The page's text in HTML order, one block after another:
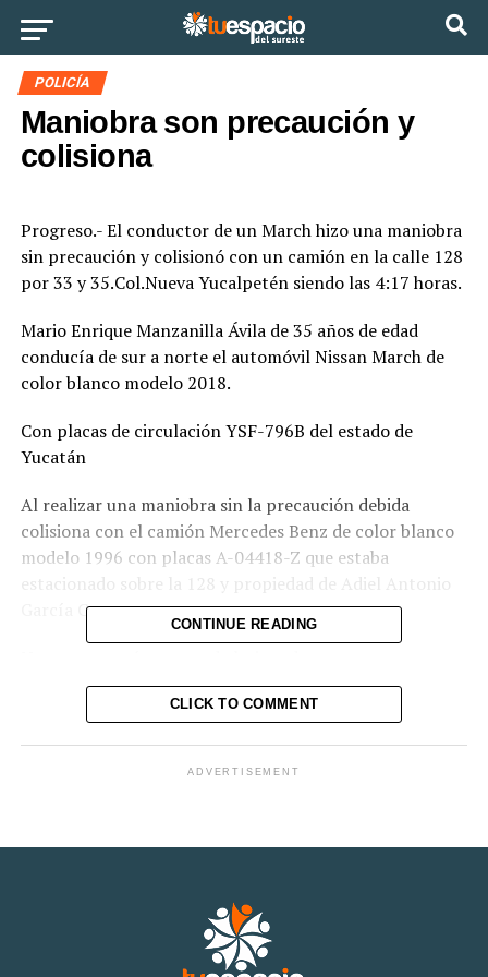
POLICÍA
Maniobra son precaución y
colisiona
Progreso.- El conductor de un March hizo una maniobra
sin precaución y colisionó con un camión en la calle 128
por 33 y 35.Col.Nueva Yucalpetén siendo las 4:17 horas.
Mario Enrique Manzanilla Ávila de 35 años de edad
conducía de sur a norte el automóvil Nissan March de
color blanco modelo 2018.
Con placas de circulación YSF-796B del estado de
Yucatán
Al realizar una maniobra sin la precaución debida
colisiona con el camión Mercedes Benz de color blanco
modelo 1996 con placas A-04418-Z que estaba
estacionado sobre la 128 y propiedad de Adiel Antonio
García Cruz.
CONTINUE READING
CLICK TO COMMENT
ADVERTISEMENT
Ir a la versión móvil